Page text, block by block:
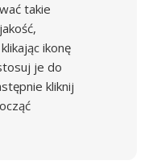
takie
ikonę
je do
kliknij